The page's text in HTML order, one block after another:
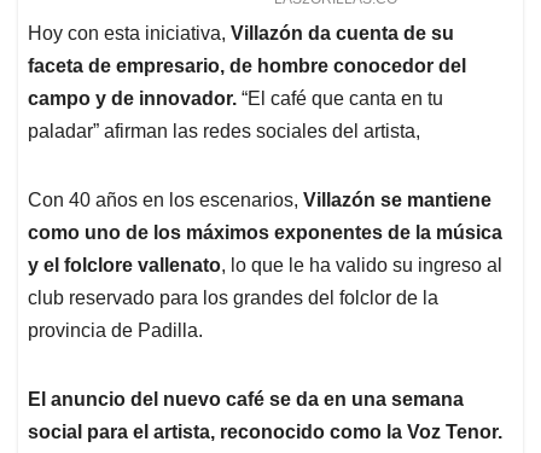
Hoy con esta iniciativa, Villazón da cuenta de su
faceta de empresario, de hombre conocedor del
campo y de innovador. “El café que canta en tu
paladar” afirman las redes sociales del artista,
Con 40 años en los escenarios, Villazón se mantiene
como uno de los máximos exponentes de la música
y el folclore vallenato, lo que le ha valido su ingreso al
club reservado para los grandes del folclor de la
provincia de Padilla.
El anuncio del nuevo café se da en una semana
social para el artista, reconocido como la Voz Tenor.